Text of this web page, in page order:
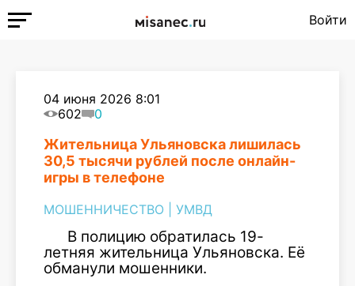
Войти
04 июня 2026 8:01
602
0
Жительница Ульяновска лишилась
30,5 тысячи рублей после онлайн-
игры в телефоне
МОШЕННИЧЕСТВО УМВД
В полицию обратилась 19-
летняя жительница Ульяновска. Её
обманули мошенники.